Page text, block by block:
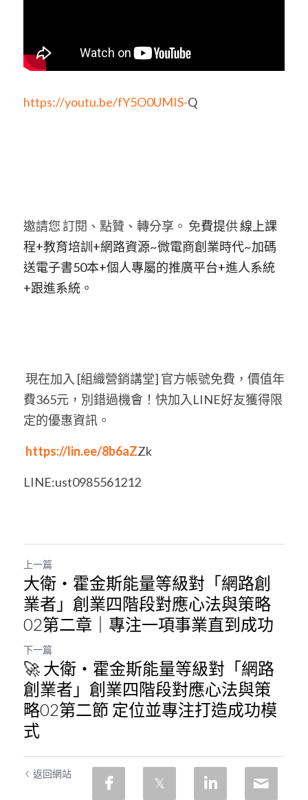
https://youtu.be/fY5O0UMIS-Q
邀請您 訂閱、點贊、轉分享。 免費提供 線上課
程+教育培訓+網路資源~微電商創業時代~加碼
送電子書50本+個人專屬的推廣平台+進人系統
+跟進系統。
​ 現在加入 [組織營銷講堂] 官方帳號免費，價值年
費365元，別錯過機會！快加入LINE好友獲得限
定的優惠資訊。
https://lin.ee/8b6aZZk
LINE:ust0985561212
上一篇
大衛・霍金斯能量等級對「網路創
業者」創業四階段對應心法與策略
02第二章｜專注一項事業直到成功
下一篇
🚀 大衛・霍金斯能量等級對「網路
創業者」創業四階段對應心法與策
略02第二節 定位並專注打造成功模
式
返回網站